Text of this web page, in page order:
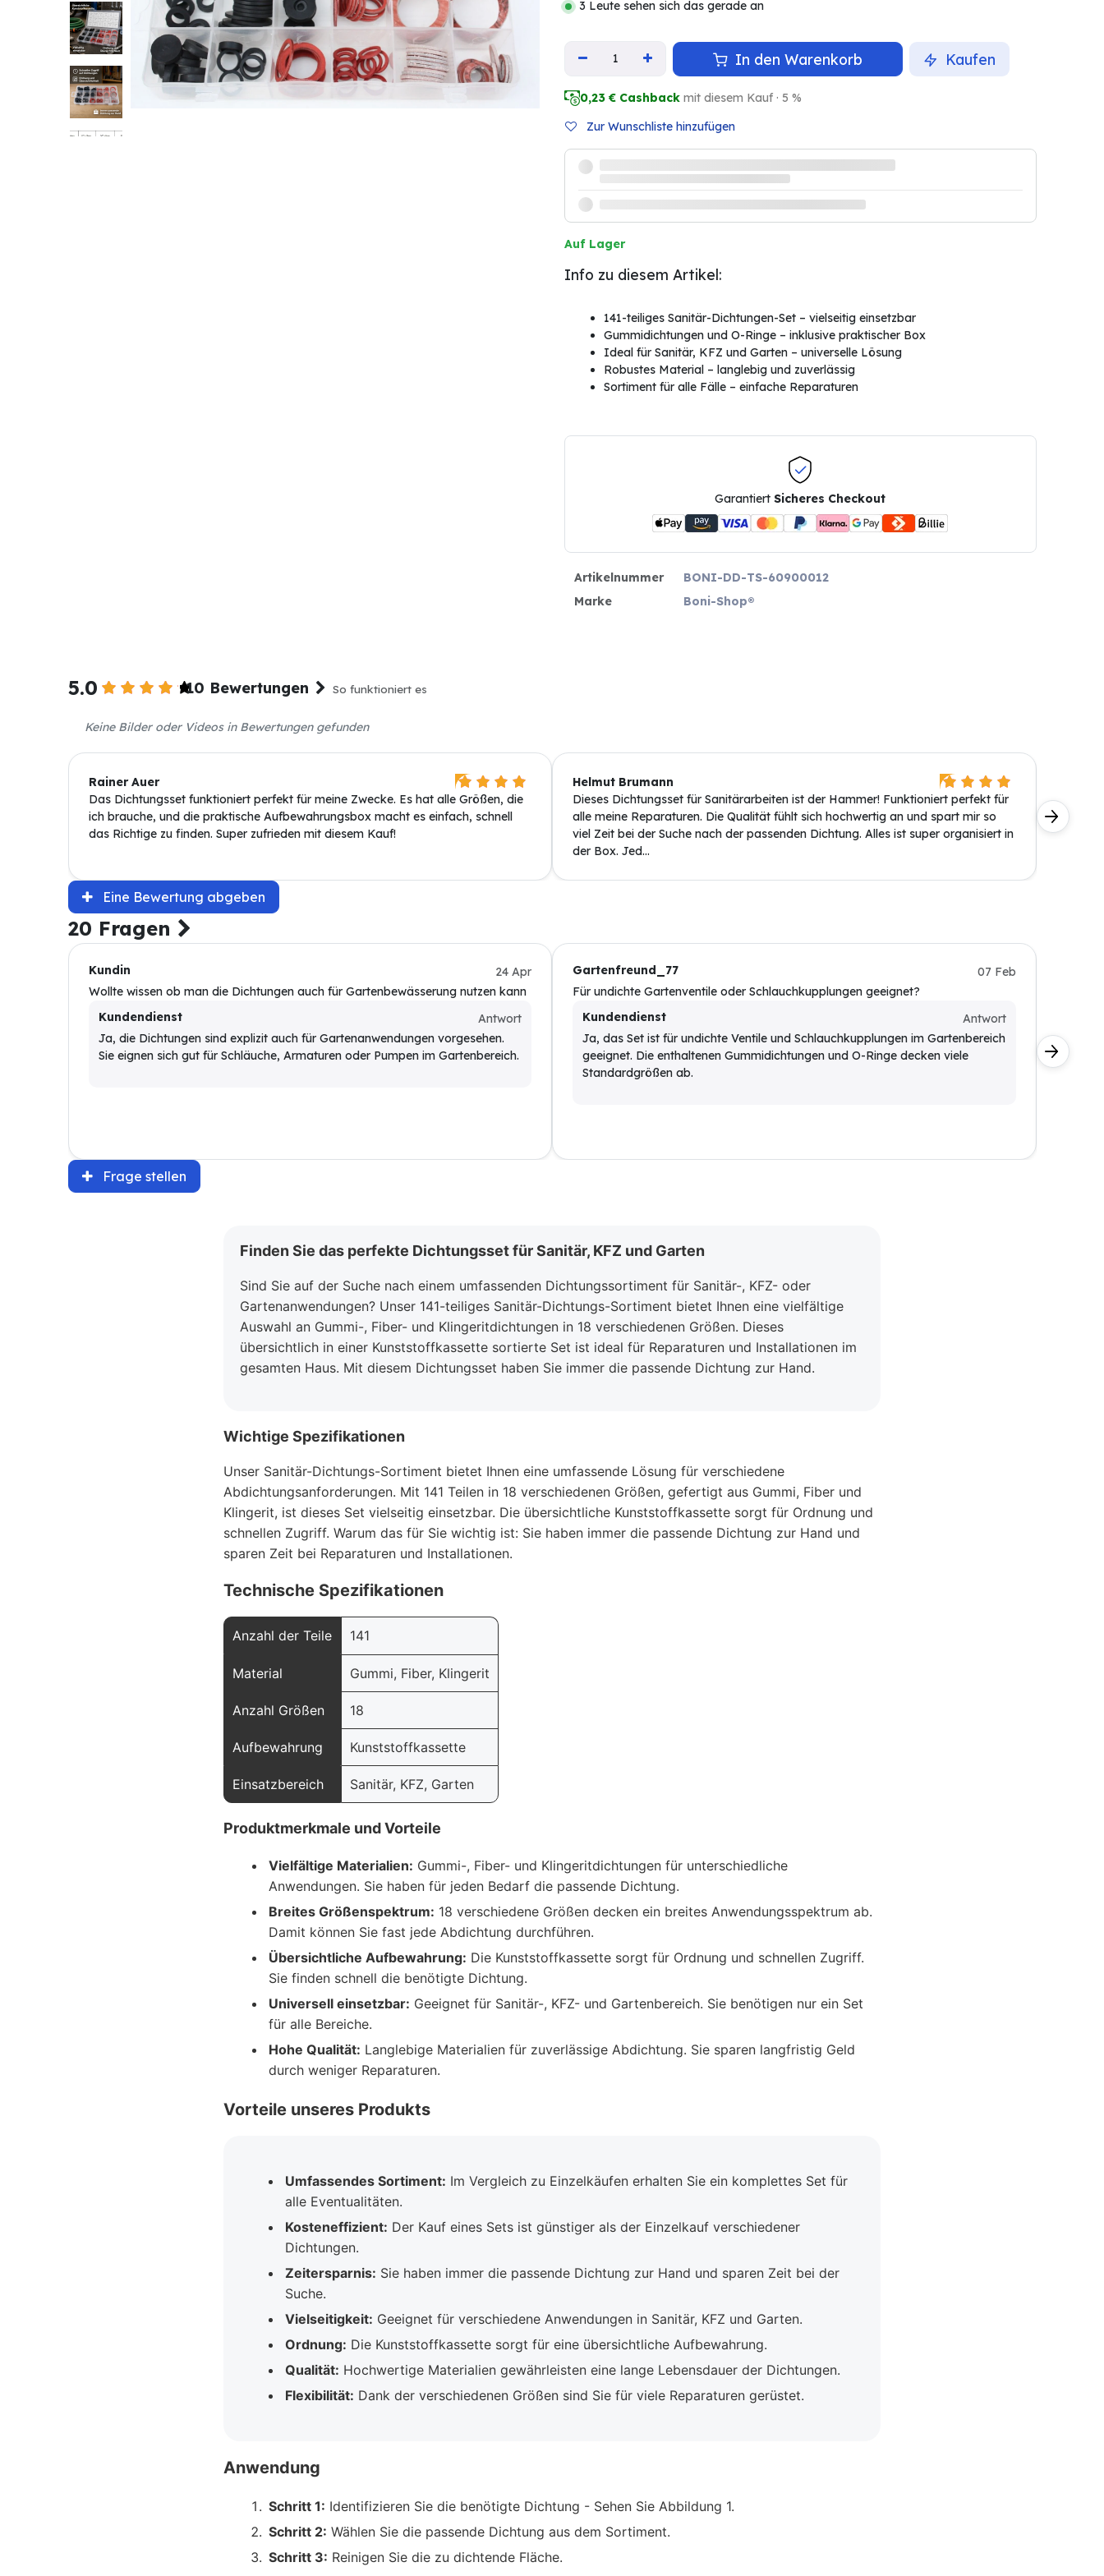
3 Leute sehen sich das gerade an
In den Warenkorb Kaufen
0,23 € Cashback mit diesem Kauf · 5 %
Zur Wunschliste hinzufügen
Auf Lager
Info zu diesem Artikel:
141-teiliges Sanitär-Dichtungen-Set – vielseitig einsetzbar
Gummidichtungen und O-Ringe – inklusive praktischer Box
Ideal für Sanitär, KFZ und Garten – universelle Lösung
Robustes Material – langlebig und zuverlässig
Sortiment für alle Fälle – einfache Reparaturen
GarantiertSicheres Checkout
Artikelnummer
BONI-DD-TS-60900012
Marke
Boni-Shop®
5.0 10 Bewertungen So funktioniert es
Keine Bilder oder Videos in Bewertungen gefunden
Rainer Auer
Das Dichtungsset funktioniert perfekt für meine Zwecke. Es hat alle Größen, die
ich brauche, und die praktische Aufbewahrungsbox macht es einfach, schnell
das Richtige zu finden. Super zufrieden mit diesem Kauf!
Helmut Brumann
Dieses Dichtungsset für Sanitärarbeiten ist der Hammer! Funktioniert perfekt für
alle meine Reparaturen. Die Qualität fühlt sich hochwertig an und spart mir so
viel Zeit bei der Suche nach der passenden Dichtung. Alles ist super organisiert in
der Box. Jed...
Die
Eine Bewertung abgeben
20 Fragen
Kundin
24 Apr
Wollte wissen ob man die Dichtungen auch für Gartenbewässerung nutzen kann
Kundendienst
Antwort
Ja, die Dichtungen sind explizit auch für Gartenanwendungen vorgesehen.
Sie eignen sich gut für Schläuche, Armaturen oder Pumpen im Gartenbereich.
Gartenfreund_77
07 Feb
Für undichte Gartenventile oder Schlauchkupplungen geeignet?
Kundendienst
Antwort
Ja, das Set ist für undichte Ventile und Schlauchkupplungen im Gartenbereich
geeignet. Die enthaltenen Gummidichtungen und O-Ringe decken viele
Standardgrößen ab.
Es ist
Frage stellen
Finden Sie das perfekte Dichtungsset für Sanitär, KFZ und Garten
Sind Sie auf der Suche nach einem umfassenden Dichtungssortiment für Sanitär-, KFZ- oder
Gartenanwendungen? Unser 141-teiliges Sanitär-Dichtungs-Sortiment bietet Ihnen eine vielfältige
Auswahl an Gummi-, Fiber- und Klingeritdichtungen in 18 verschiedenen Größen. Dieses
übersichtlich in einer Kunststoffkassette sortierte Set ist ideal für Reparaturen und Installationen im
gesamten Haus. Mit diesem Dichtungsset haben Sie immer die passende Dichtung zur Hand.
Wichtige Spezifikationen
Unser Sanitär-Dichtungs-Sortiment bietet Ihnen eine umfassende Lösung für verschiedene
Abdichtungsanforderungen. Mit 141 Teilen in 18 verschiedenen Größen, gefertigt aus Gummi, Fiber und
Klingerit, ist dieses Set vielseitig einsetzbar. Die übersichtliche Kunststoffkassette sorgt für Ordnung und
schnellen Zugriff. Warum das für Sie wichtig ist: Sie haben immer die passende Dichtung zur Hand und
sparen Zeit bei Reparaturen und Installationen.
Technische Spezifikationen
Anzahl der Teile 141
Material Gummi, Fiber, Klingerit
Anzahl Größen 18
Aufbewahrung Kunststoffkassette
Einsatzbereich Sanitär, KFZ, Garten
Produktmerkmale und Vorteile
Vielfältige Materialien: Gummi-, Fiber- und Klingeritdichtungen für unterschiedliche
Anwendungen. Sie haben für jeden Bedarf die passende Dichtung.
Breites Größenspektrum: 18 verschiedene Größen decken ein breites Anwendungsspektrum ab.
Damit können Sie fast jede Abdichtung durchführen.
Übersichtliche Aufbewahrung: Die Kunststoffkassette sorgt für Ordnung und schnellen Zugriff.
Sie finden schnell die benötigte Dichtung.
Universell einsetzbar: Geeignet für Sanitär-, KFZ- und Gartenbereich. Sie benötigen nur ein Set
für alle Bereiche.
Hohe Qualität: Langlebige Materialien für zuverlässige Abdichtung. Sie sparen langfristig Geld
durch weniger Reparaturen.
Vorteile unseres Produkts
Umfassendes Sortiment: Im Vergleich zu Einzelkäufen erhalten Sie ein komplettes Set für
alle Eventualitäten.
Kosteneffizient: Der Kauf eines Sets ist günstiger als der Einzelkauf verschiedener
Dichtungen.
Zeitersparnis: Sie haben immer die passende Dichtung zur Hand und sparen Zeit bei der
Suche.
Vielseitigkeit: Geeignet für verschiedene Anwendungen in Sanitär, KFZ und Garten.
Ordnung: Die Kunststoffkassette sorgt für eine übersichtliche Aufbewahrung.
Qualität: Hochwertige Materialien gewährleisten eine lange Lebensdauer der Dichtungen.
Flexibilität: Dank der verschiedenen Größen sind Sie für viele Reparaturen gerüstet.
Anwendung
Schritt 1: Identifizieren Sie die benötigte Dichtung - Sehen Sie Abbildung 1.
Schritt 2: Wählen Sie die passende Dichtung aus dem Sortiment.
Schritt 3: Reinigen Sie die zu dichtende Fläche.